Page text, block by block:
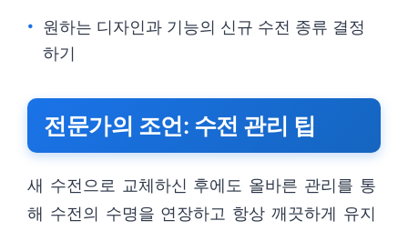
원하는 디자인과 기능의 신규 수전 종류 결정
하기
전문가의 조언: 수전 관리 팁
새 수전으로 교체하신 후에도 올바른 관리를 통
해 수전의 수명을 연장하고 항상 깨끗하게 유지